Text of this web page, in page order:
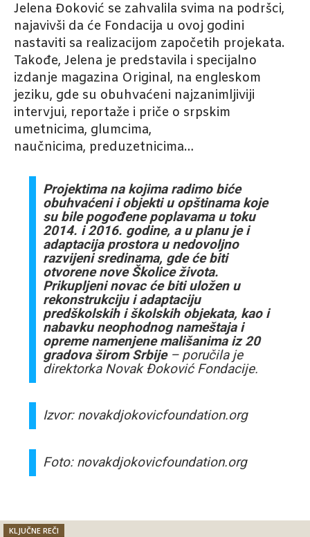
Jelena Đoković se zahvalila svima na podršci,
najavivši da će Fondacija u ovoj godini
nastaviti sa realizacijom započetih projekata.
Takođe, Jelena je predstavila i specijalno
izdanje magazina Original, na engleskom
jeziku, gde su obuhvaćeni najzanimljiviji
intervjui, reportaže i priče o srpskim
umetnicima, glumcima,
naučnicima, preduzetnicima…
Projektima na kojima radimo biće
obuhvaćeni i objekti u opštinama koje
su bile pogođene poplavama u toku
2014. i 2016. godine, a u planu je i
adaptacija prostora u nedovoljno
razvijeni sredinama, gde će biti
otvorene nove Školice života.
Prikupljeni novac će biti uložen u
rekonstrukciju i adaptaciju
predškolskih i školskih objekata, kao i
nabavku neophodnog nameštaja i
opreme namenjene mališanima iz 20
gradova širom Srbije– poručila je
direktorka Novak Đoković Fondacije.
Izvor: novakdjokovicfoundation.org
Foto: novakdjokovicfoundation.org
KLJUČNE REČI